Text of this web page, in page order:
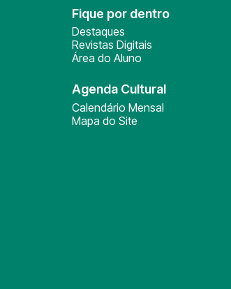
Fique por dentro
Destaques
Revistas Digitais
Área do Aluno
Agenda Cultural
Calendário Mensal
Mapa do Site